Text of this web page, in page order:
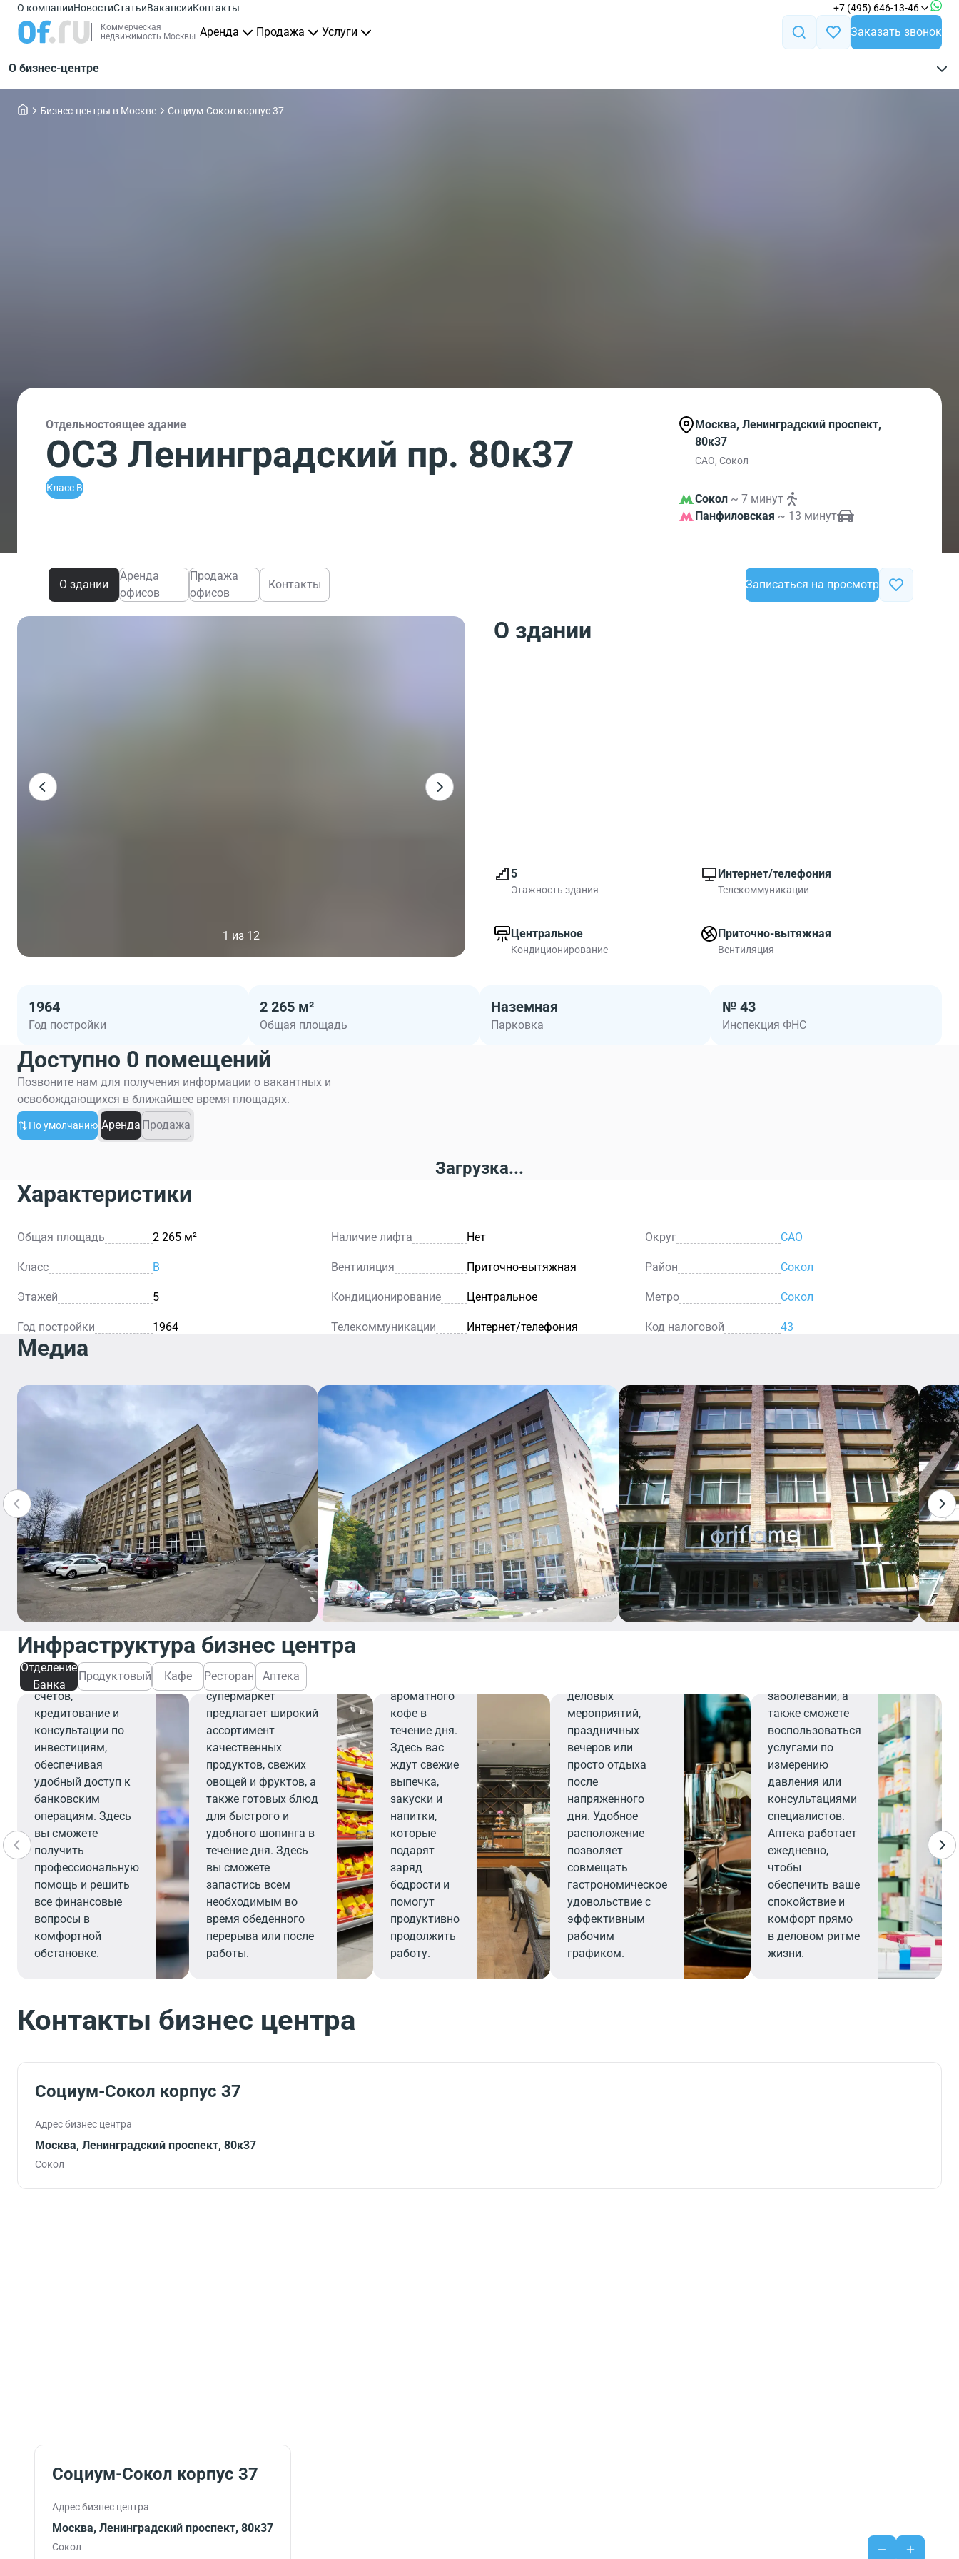
О компанииНовостиСтатьиВакансииКонтакты +7 (495) 646-13-46
Коммерческая
недвижимость Москвы Аренда Продажа Услуги Заказать звонок
О бизнес-центре
Бизнес-центры в Москве Социум-Сокол корпус 37
Отдельностоящее здание
ОСЗ Ленинградский пр. 80к37
Класс B
Москва, Ленинградский проспект,
80к37
САО, Сокол
Сокол ~ 7 минут
Панфиловская ~ 13 минут
О здании
Аренда
офисов
Продажа
офисов
Контакты Записаться на просмотр
1 из 12
О здании
5
Этажность здания
Интернет/телефония
Телекоммуникации
Центральное
Кондиционирование
Приточно-вытяжная
Вентиляция
1964
Год постройки
2 265 м²
Общая площадь
Наземная
Парковка
№ 43
Инспекция ФНС
Доступно 0 помещений
Позвоните нам для получения информации о вакантных и
освобождающихся в ближайшее время площадях.
По умолчанию Аренда Продажа
Загрузка...
Характеристики
Общая площадь 2 265 м² Наличие лифта Нет Округ САО
Класс B Вентиляция Приточно-вытяжная Район Сокол
Этажей 5 Кондиционирование Центральное Метро Сокол
Год постройки 1964 Телекоммуникации Интернет/телефония Код налоговой 43
Медиа
Инфраструктура бизнес центра
Отделение
Банка
Продуктовый Кафе Ресторан Аптека
Отделение
Банка
Отделение банка
широкий спектр
финансовых услуг,
включая открытие
счетов,
кредитование и
консультации по
инвестициям,
обеспечивая
удобный доступ к
банковским
операциям. Здесь
вы сможете
получить
профессиональную
помощь и решить
все финансовые
вопросы в
комфортной
обстановке.
Продуктовый
Современный
супермаркет
предлагает широкий
ассортимент
качественных
продуктов, свежих
овощей и фруктов, а
также готовых блюд
для быстрого и
удобного шопинга в
течение дня. Здесь
вы сможете
запастись всем
необходимым во
время обеденного
перерыва или после
работы.
Кафе
Уютное
кафе — это
идеальное
место для
легкого
завтрака,
ароматного
кофе в
течение дня.
Здесь вас
ждут свежие
выпечка,
закуски и
напитки,
которые
подарят
заряд
бодрости и
помогут
продуктивно
продолжить
работу.
Ресторан
Благодаря
элегантному
интерьеру и
внимательному
персоналу,
деловых
мероприятий,
праздничных
вечеров или
просто отдыха
после
напряженного
дня. Удобное
расположение
позволяет
совмещать
гастрономическое
удовольствие с
эффективным
рабочим
графиком.
Аптека
Здесь вы
найдете все
заболеваний, а
также сможете
воспользоваться
услугами по
измерению
давления или
консультациями
специалистов.
Аптека работает
ежедневно,
чтобы
обеспечить ваше
спокойствие и
комфорт прямо
в деловом ритме
жизни.
Контакты бизнес центра
Социум-Сокол корпус 37
Адрес бизнес центра
Москва, Ленинградский проспект, 80к37
Сокол
Социум-Сокол корпус 37
Адрес бизнес центра
Москва, Ленинградский проспект, 80к37
Сокол